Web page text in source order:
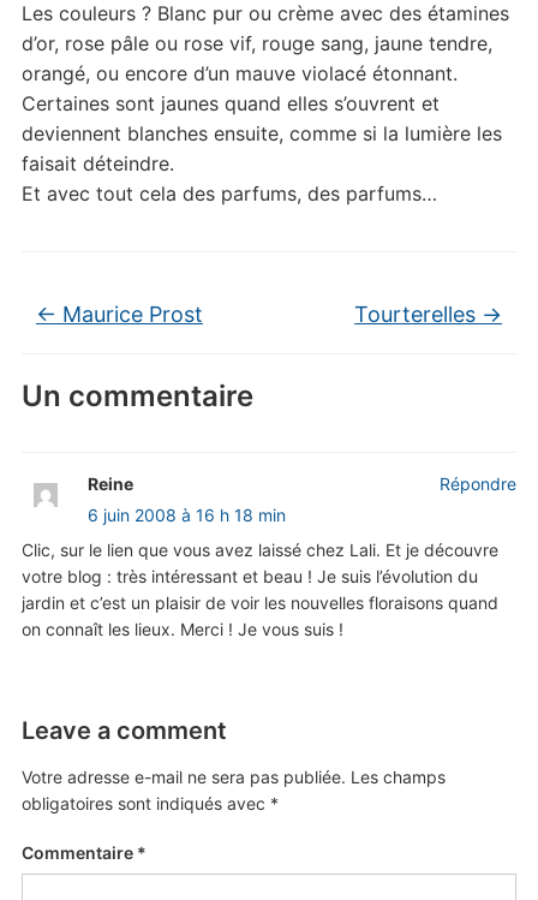
Les couleurs ? Blanc pur ou crème avec des étamines
d’or, rose pâle ou rose vif, rouge sang, jaune tendre,
orangé, ou encore d’un mauve violacé étonnant.
Certaines sont jaunes quand elles s’ouvrent et
deviennent blanches ensuite, comme si la lumière les
faisait déteindre.
Et avec tout cela des parfums, des parfums…
← Maurice Prost Tourterelles →
Un commentaire
Reine
6 juin 2008 à 16 h 18 min
Clic, sur le lien que vous avez laissé chez Lali. Et je découvre
votre blog : très intéressant et beau ! Je suis l’évolution du
jardin et c’est un plaisir de voir les nouvelles floraisons quand
on connaît les lieux. Merci ! Je vous suis !
Répondre
Leave a comment
Votre adresse e-mail ne sera pas publiée. Les champs
obligatoires sont indiqués avec *
Commentaire *